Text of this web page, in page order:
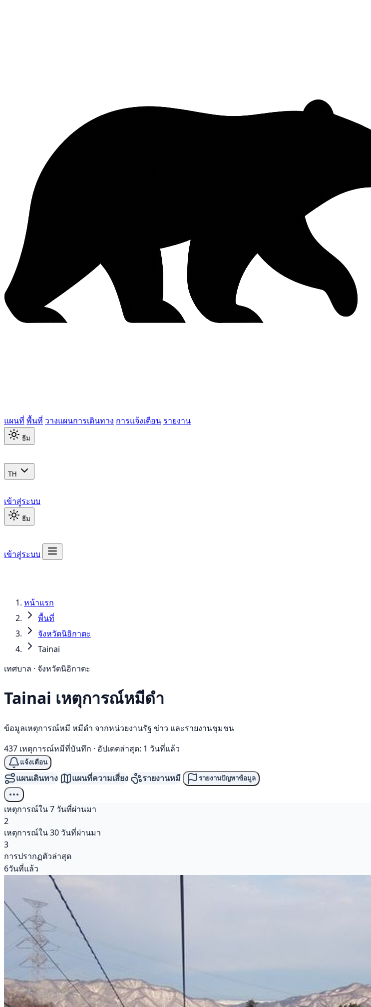
แผนที่ พื้นที่ วางแผนการเดินทาง การแจ้งเตือน รายงาน
ธีม
TH
เข้าสู่ระบบ
ธีม
เข้าสู่ระบบ
หน้าแรก
พื้นที่
จังหวัดนิอิกาตะ
Tainai
เทศบาล · จังหวัดนิอิกาตะ
Tainai เหตุการณ์หมีดำ
ข้อมูลเหตุการณ์หมี หมีดำ จากหน่วยงานรัฐ ข่าว และรายงานชุมชน
437 เหตุการณ์หมีที่บันทึก · อัปเดตล่าสุด: 1 วันที่แล้ว
แจ้งเตือน
แผนเดินทาง แผนที่ความเสี่ยง รายงานหมี รายงานปัญหาข้อมูล
เหตุการณ์ใน 7 วันที่ผ่านมา
2
เหตุการณ์ใน 30 วันที่ผ่านมา
3
การปรากฏตัวล่าสุด
6วันที่แล้ว